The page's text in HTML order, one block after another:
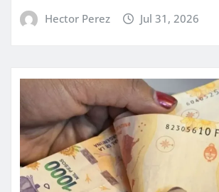
Hector Perez Jul 31, 2026